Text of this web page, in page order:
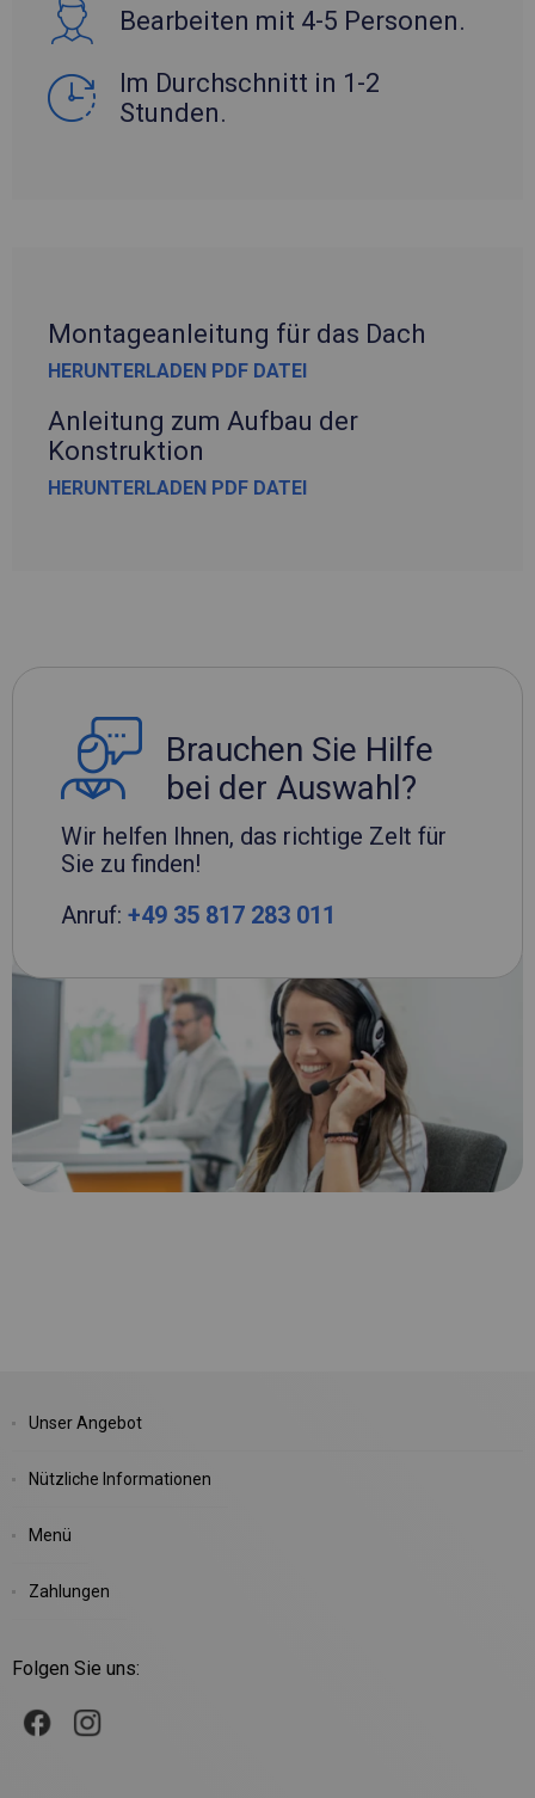
Bearbeiten mit 4-5 Personen.
Im Durchschnitt in 1-2
Stunden.
Montageanleitung für das Dach
HERUNTERLADEN PDF DATEI
Anleitung zum Aufbau der
Konstruktion
HERUNTERLADEN PDF DATEI
Brauchen Sie Hilfe
bei der Auswahl?
Wir helfen Ihnen, das richtige Zelt für
Sie zu finden!
Anruf: +49 35 817 283 011
Unser Angebot
Nützliche Informationen
Menü
Zahlungen
Folgen Sie uns: